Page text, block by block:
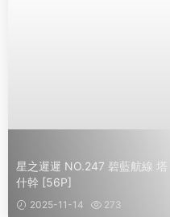
星之遲遲 NO.247 碧藍航線 塔
什幹 [56P]
2025-11-14 273